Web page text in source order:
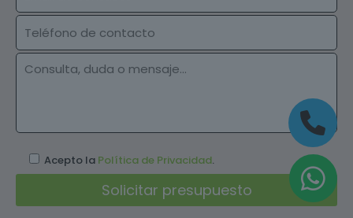
Acepto la Política de Privacidad.